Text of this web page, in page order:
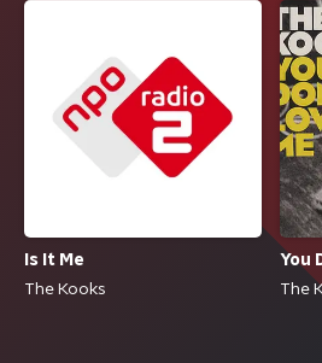
Is It Me
The Kooks
You
The